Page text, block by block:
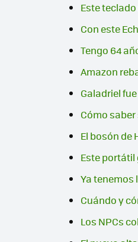
Este
Con este
Tengo 64
Amazon
Galadriel
Cómo
El bosón de
Este portátil
Ya tenemos
Cuándo y
Los NPCs